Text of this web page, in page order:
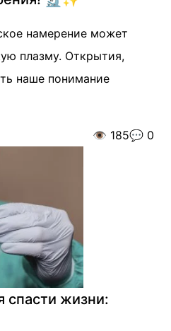
намерение может
плазму. Открытия,
наше понимание
👁️ 185💬 0
спасти жизни: